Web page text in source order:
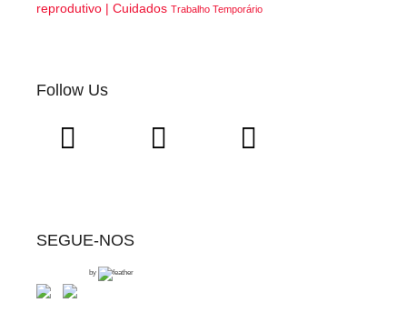
reprodutivo | Cuidados Trabalho Temporário
Follow Us
SEGUE-NOS
by